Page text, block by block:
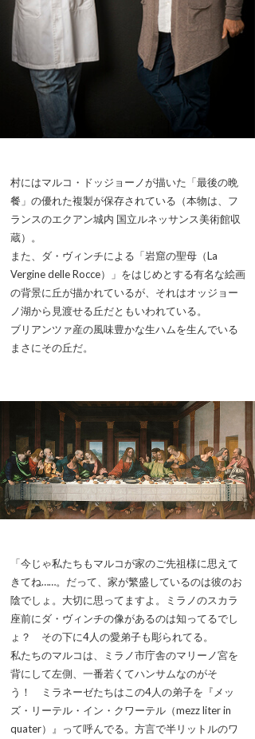
村にはマルコ・ドッジョーノが描いた「最後の晩
餐」の優れた複製が保存されている（本物は、フ
ランスのエクアン城内 国立ルネッサンス美術館収
蔵）。
また、ダ・ヴィンチによる「岩窟の聖母（La
Vergine delle Rocce）」をはじめとする有名な絵画
の背景に丘が描かれているが、それはオッジョー
ノ湖から見渡せる丘だともいわれている。
ブリアンツァ産の風味豊かな生ハムを生んでいる
まさにその丘だ。
「今じゃ私たちもマルコが家のご先祖様に思えて
きてね……。だって、家が繁盛しているのは彼のお
陰でしょ。大切に思ってますよ。ミラノのスカラ
座前にダ・ヴィンチの像があるのは知ってるでし
ょ？ その下に4人の愛弟子も彫られてる。
私たちのマルコは、ミラノ市庁舎のマリーノ宮を
背にして左側、一番若くてハンサムなのがそ
う！ ミラネーゼたちはこの4人の弟子を『メッ
ズ・リーテル・イン・クワーテル（mezz liter in
quater）』って呼んでる。方言で半リットルのワ